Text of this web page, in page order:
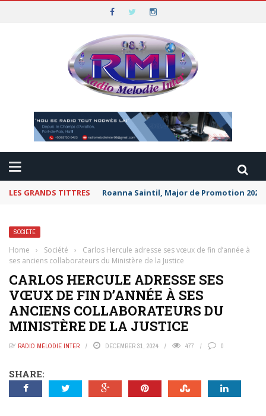
LES GRANDS TITTRES Roanna Saintil, Major de Promotion
SOCIÉTÉ
Home › Société ›
Carlos Hercule adresse ses vœux de fin d’année à
ses anciens collaborateurs du Ministère de la Justice
CARLOS HERCULE ADRESSE SES
VŒUX DE FIN D’ANNÉE À SES
ANCIENS COLLABORATEURS DU
MINISTÈRE DE LA JUSTICE
BY RADIO MÉLODIE INTER DECEMBER 31, 2024 477 0
SHARE: